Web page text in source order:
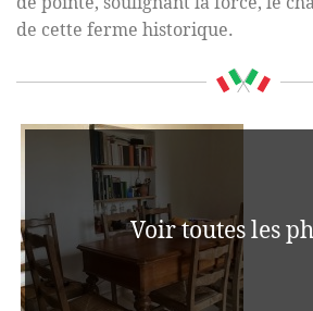
de cette ferme historique.